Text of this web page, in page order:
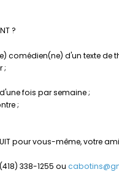
?
comédien(ne) d'un texte de
;
fois par semaine ;
;
pour vous-même, votre
338-1255 ou